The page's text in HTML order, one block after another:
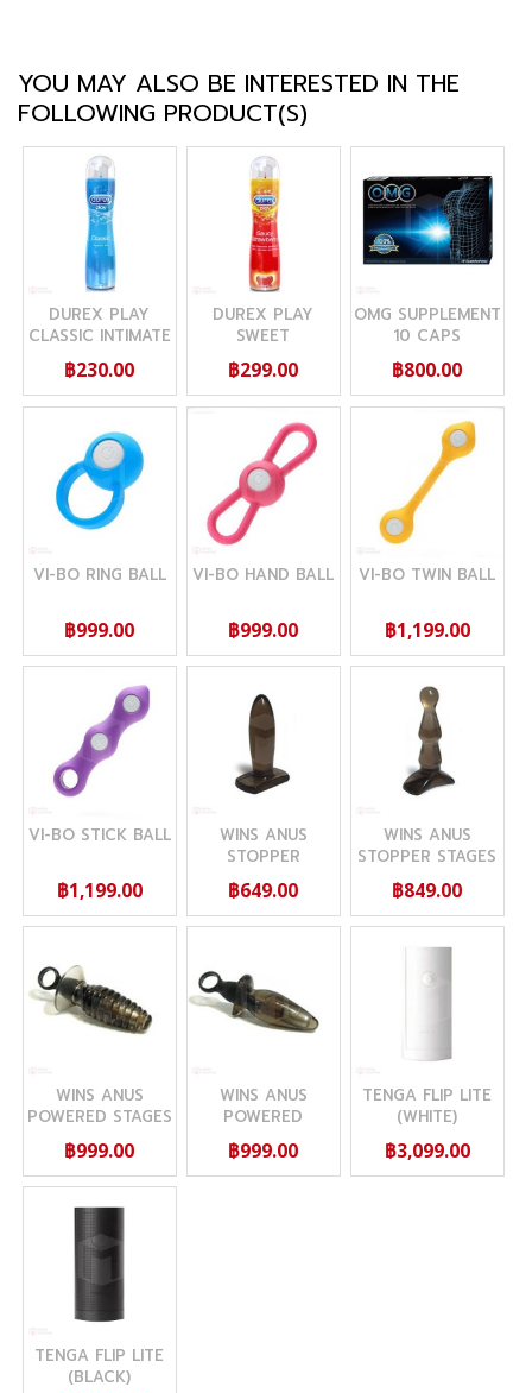
YOU MAY ALSO BE INTERESTED IN THE
FOLLOWING PRODUCT(S)
DUREX PLAY
CLASSIC INTIMATE
100 ML (ดูเร็กซ์ เพล
ย์ คลาสสิค อัลทิเมท)
฿230.00
DUREX PLAY
SWEET
STRAWBERRY 100
ML (ดูเร็กซ์ เพลย์
สวีท สตรอเบอร์รี่)
฿299.00
OMG SUPPLEMENT
10 CAPS
฿800.00
VI-BO RING BALL
฿999.00
VI-BO HAND BALL
฿999.00
VI-BO TWIN BALL
฿1,199.00
VI-BO STICK BALL
฿1,199.00
WINS ANUS
STOPPER
STANDARD
฿649.00
WINS ANUS
STOPPER STAGES
฿849.00
WINS ANUS
POWERED STAGES
฿999.00
WINS ANUS
POWERED
STANDARD
฿999.00
TENGA FLIP LITE
(WHITE)
฿3,099.00
TENGA FLIP LITE
(BLACK)